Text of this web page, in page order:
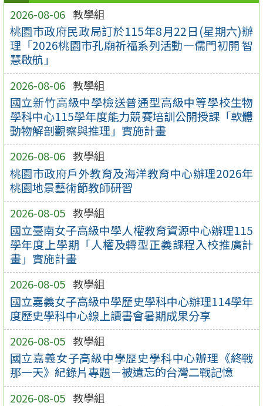
2026-08-06 教學組
桃園市政府民政局訂於115年8月22日(星期六)辦
理「2026桃園市孔廟祈福系列活動—儒門初開 智
慧啟航」
2026-08-06 教學組
國立新竹高級中學檢送普通型高級中等學校生物
學科中心115學年度能力競賽培訓公開授課「軟體
動物解剖觀察與推理」實施計畫
2026-08-06 教學組
桃園市政府戶外教育及海洋教育中心辦理2026年
桃園地景藝術節教師研習
2026-08-05 教學組
國立臺南女子高級中學人權教育資源中心辦理115
學年度上學期「人權及轉型正義課程入校推廣計
畫」實施計畫
2026-08-05 教學組
國立嘉義女子高級中學歷史學科中心辦理114學年
度歷史學科中心線上讀書會暑期成果分享
2026-08-05 教學組
國立嘉義女子高級中學歷史學科中心辦理《終戰
那一天》紀錄片專題－被遺忘的台灣二戰記憶
2026-08-05 教學組